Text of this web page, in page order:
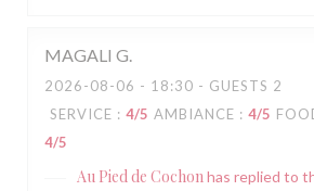
MAGALI G
2026-08-06 - 18:30 - GUESTS 2
SERVICE : 4/5 AMBIANCE : 4/5
4/5
Au Pied de Cochonhas replied to